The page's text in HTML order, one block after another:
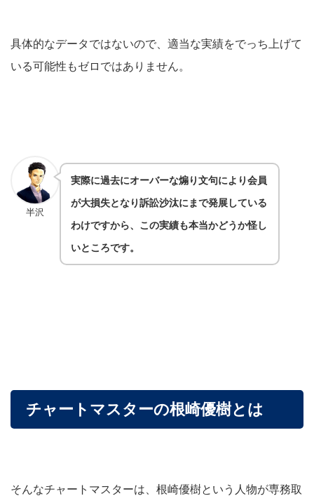
具体的なデータではないので、適当な実績をでっち上げて
いる可能性もゼロではありません。
半沢
実際に過去にオーバーな煽り文句により会員
が大損失となり訴訟沙汰にまで発展している
わけですから、この実績も本当かどうか怪し
いところです。
チャートマスターの根崎優樹とは
そんなチャートマスターは、根崎優樹という人物が専務取